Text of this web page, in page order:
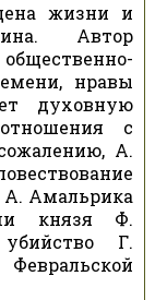
жизни и
Автор
нравы
духовную
с
А.
А. Амальрика
князя Ф.
убийство Г.